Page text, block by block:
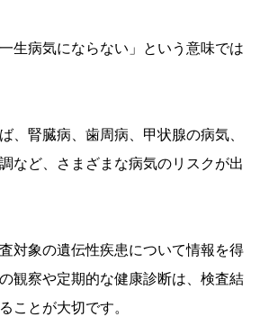
生病気にならない」という意味では
、腎臓病、歯周病、甲状腺の病気、
など、さまざまな病気のリスクが出
対象の遺伝性疾患について情報を得
観察や定期的な健康診断は、検査結
ことが大切です。